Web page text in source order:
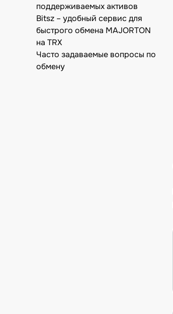
поддерживаемых активов
Bitsz – удобный сервис для
быстрого обмена MAJORTON
на TRX
Часто задаваемые вопросы по
обмену